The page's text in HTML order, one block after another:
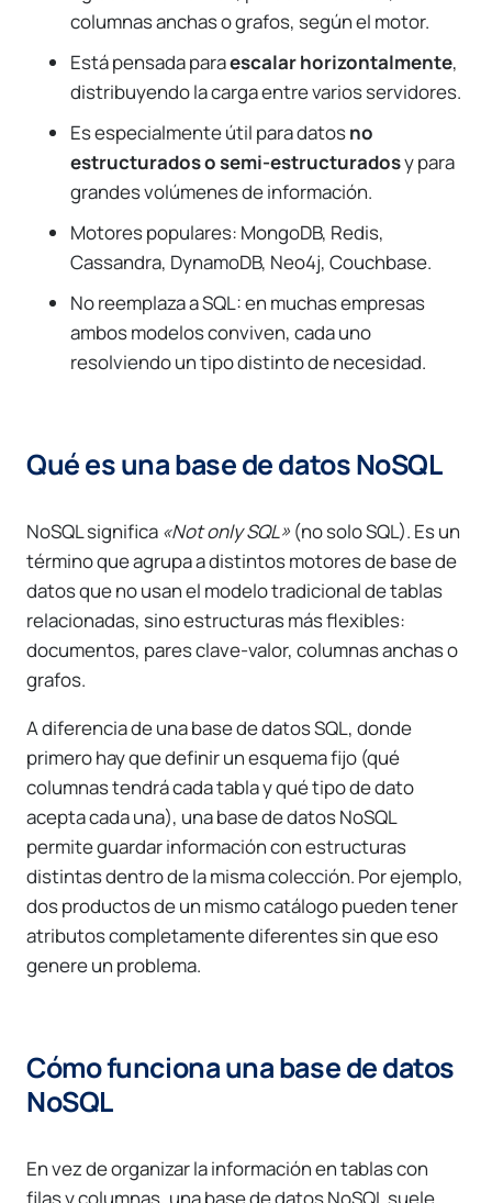
columnas anchas o grafos, según el motor.
Está pensada paraescalar horizontalmente,
distribuyendo la carga entre varios servidores.
Es especialmente útil para datosno
estructurados o semi-estructuradosy para
grandes volúmenes de información.
Motores populares: MongoDB, Redis,
Cassandra, DynamoDB, Neo4j, Couchbase.
No reemplaza a SQL: en muchas empresas
ambos modelos conviven, cada uno
resolviendo un tipo distinto de necesidad.
Qué es una base de datos NoSQL
NoSQL significa «Not only SQL» (no solo SQL). Es un
término que agrupa a distintos motores de base de
datos que no usan el modelo tradicional de tablas
relacionadas, sino estructuras más flexibles:
documentos, pares clave-valor, columnas anchas o
grafos.
A diferencia de una base de datos SQL, donde
primero hay que definir un esquema fijo (qué
columnas tendrá cada tabla y qué tipo de dato
acepta cada una), una base de datos NoSQL
permite guardar información con estructuras
distintas dentro de la misma colección. Por ejemplo,
dos productos de un mismo catálogo pueden tener
atributos completamente diferentes sin que eso
genere un problema.
Cómo funciona una base de datos
NoSQL
En vez de organizar la información en tablas con